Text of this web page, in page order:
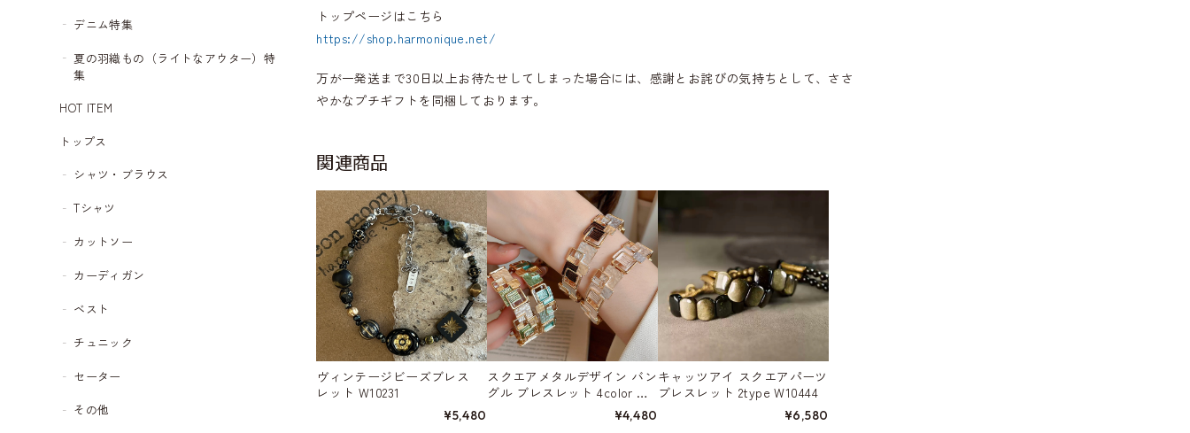
デニム特集
夏の羽織もの（ライトなアウター）特
集
HOT ITEM
トップス
シャツ・ブラウス
Tシャツ
カットソー
カーディガン
ベスト
チュニック
セーター
その他
トップページはこちら
https://shop.harmonique.net/
万が一発送まで30日以上お待たせしてしまった場合には、感謝とお詫びの気持ちとして、ささ
やかなプチギフトを同梱しております。
関連商品
ヴィンテージビーズブレス
レット W10231
¥5,480
スクエアメタルデザイン バン
グル ブレスレット 4color W1
¥4,480
キャッツアイ スクエアパーツ
ブレスレット 2type W10444
¥6,580